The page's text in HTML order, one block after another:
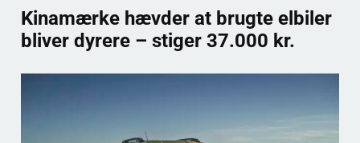
Kinamærke hævder at brugte elbiler
bliver dyrere – stiger 37.000 kr.